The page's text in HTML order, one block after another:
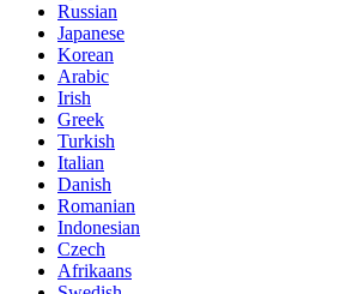
Russian
Japanese
Korean
Arabic
Irish
Greek
Turkish
Italian
Danish
Romanian
Indonesian
Czech
Afrikaans